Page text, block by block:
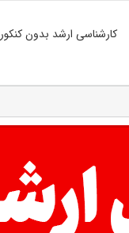
کارشناسی ارشد بدون کنکور